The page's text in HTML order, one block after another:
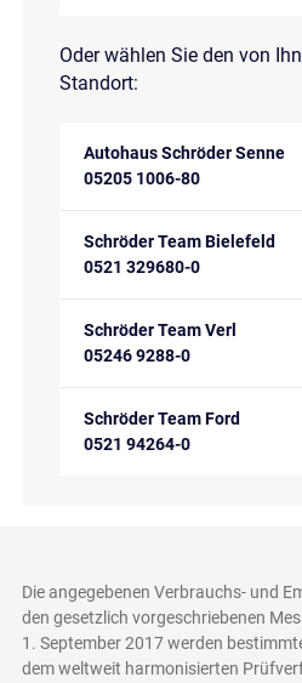
Oder wählen Sie den von
Standort:
Autohaus Schröder Senne
05205 1006-80
Schröder Team Bielefeld
0521 329680-0
Schröder Team Verl
05246 9288-0
Schröder Team Ford
0521 94264-0
Die angegebenen Verbrauchs- und
den gesetzlich vorgeschriebenen
1. September 2017 werden
dem weltweit harmonisierten